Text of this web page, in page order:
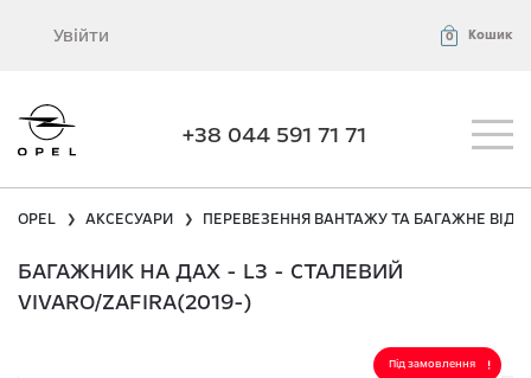
Увійти 0 Кошик
+38 044 591 71 71
OPEL ❯ АКСЕСУАРИ ❯ ПЕРЕВЕЗЕННЯ ВАНТАЖУ ТА БАГАЖНЕ
БАГАЖНИК НА ДАХ - L3 - СТАЛЕВИЙ
VIVARO/ZAFIRA(2019-)
Під замовлення